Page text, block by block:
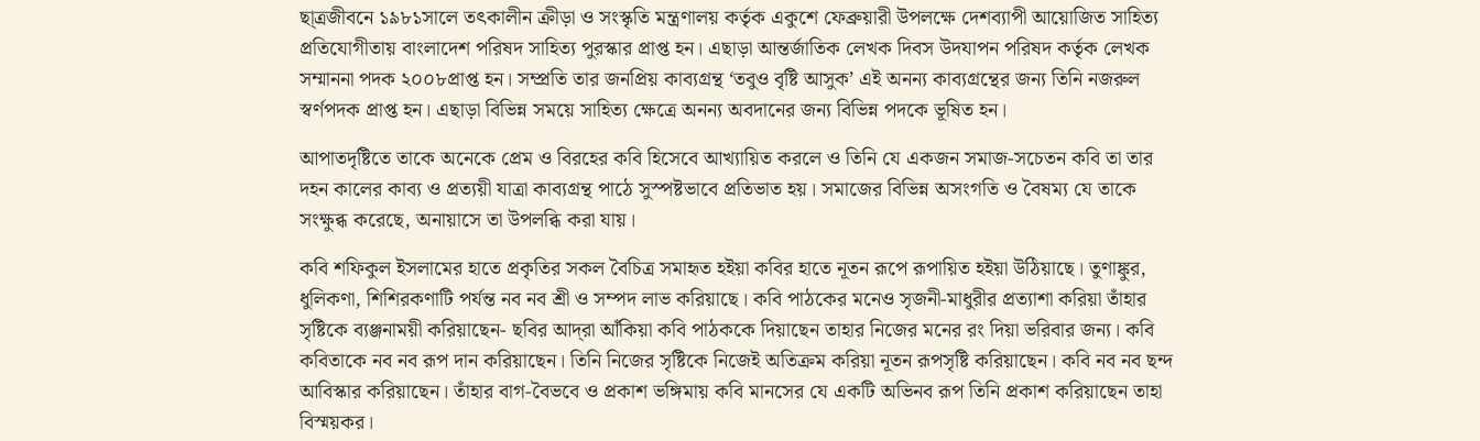
ছা্ত্রজীবনে ১৯৮১সালে তৎকালীন ক্রীড়া ও সংস্কৃতি মন্ত্রণালয় কর্তৃক একুশে ফেব্রুয়ারী উপলক্ষে দেশব্যাপী আয়োজিত সাহিত্য
প্রতিযোগীতায় বাংলাদেশ পরিষদ সাহিত্য পুরস্কার প্রাপ্ত হন। এছাড়া আন্তর্জাতিক লেখক দিবস উদযাপন পরিষদ কর্তৃক লেখক
সম্মাননা পদক ২০০৮প্রাপ্ত হন। সম্প্রতি তার জনপ্রিয় কাব্যগ্রন্থ ‘তবুও বৃষ্টি আসুক’ এই অনন্য কাব্যগ্রন্থের জন্য তিনি নজরুল
স্বর্ণপদক প্রাপ্ত হন। এছাড়া বিভিন্ন সময়ে সাহিত্য ক্ষেত্রে অনন্য অবদানের জন্য বিভিন্ন পদকে ভূষিত হন।
আপাতদৃষ্টিতে তাকে অনেকে প্রেম ও বিরহের কবি হিসেবে আখ্যায়িত করলে ও তিনি যে একজন সমাজ-সচেতন কবি তা তার
দহন কালের কাব্য ও প্রত্যয়ী যাত্রা কাব্যগ্রন্থ পাঠে সুস্পষ্টভাবে প্রতিভাত হয়। সমাজের বিভিন্ন অসংগতি ও বৈষম্য যে তাকে
সংক্ষুব্ধ করেছে, অনায়াসে তা উপলব্ধি করা যায়।
কবি শফিকুল ইসলামের হাতে প্রকৃতির সকল বৈচিত্র সমাহৃত হইয়া কবির হাতে নূতন রূপে রূপায়িত হইয়া উঠিয়াছে। তুণাঙ্কুর,
ধুলিকণা, শিশিরকণাটি পর্যন্ত নব নব শ্রী ও সম্পদ লাভ করিয়াছে। কবি পাঠকের মনেও সৃজনী-মাধুরীর প্রত্যাশা করিয়া তাঁহার
সৃষ্টিকে ব্যঞ্জনাময়ী করিয়াছেন- ছবির আদ্‌রা আঁকিয়া কবি পাঠককে দিয়াছেন তাহার নিজের মনের রং দিয়া ভরিবার জন্য। কবি
কবিতাকে নব নব রূপ দান করিয়াছেন। তিনি নিজের সৃষ্টিকে নিজেই অতিক্রম করিয়া নূতন রূপসৃষ্টি করিয়াছেন। কবি নব নব ছন্দ
আবিস্কার করিয়াছেন। তাঁহার বাগ-বৈভবে ও প্রকাশ ভঙ্গিমায় কবি মানসের যে একটি অভিনব রূপ তিনি প্রকাশ করিয়াছেন তাহা
বিস্ময়কর।